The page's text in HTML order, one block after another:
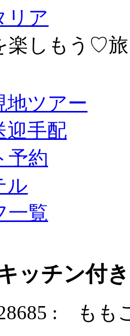
リア
楽しもう♡
地ツアー
迎手配
予約
ル
一覧
ッチン付
: もも